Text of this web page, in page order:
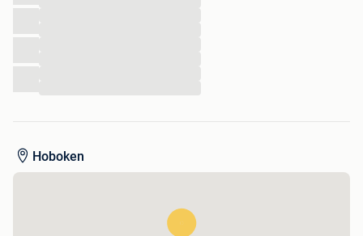
Hoboken